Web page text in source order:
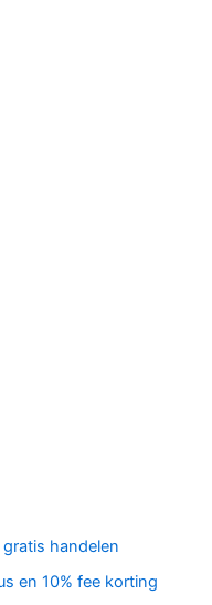
handelen
en 10% fee korting